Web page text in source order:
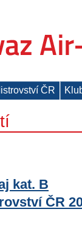
ČR
kat. B
ČR